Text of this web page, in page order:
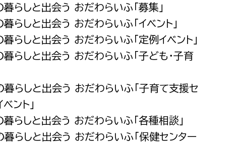
消防課
警防第1課
警防第2課
らしと出会う おだわらいふ「募集」
らしと出会う おだわらいふ「イベント」
らしと出会う おだわらいふ「定例イベント」
らしと出会う おだわらいふ「子ども・子育
らしと出会う おだわらいふ「子育て支援セ
ント」
らしと出会う おだわらいふ「各種相談」
らしと出会う おだわらいふ「保健センター